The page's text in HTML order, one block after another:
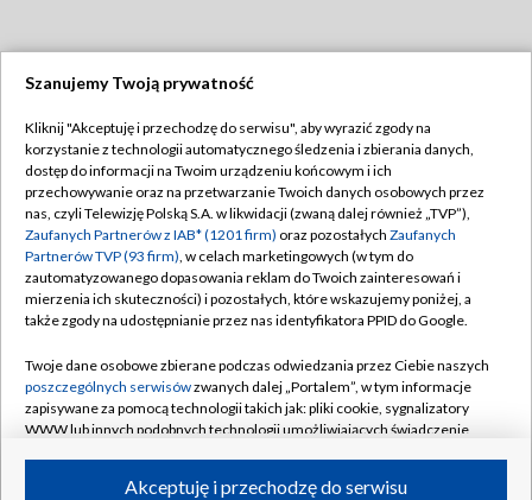
TVP
Abonament TVP
Emisja w TVP
Centrum informacji TVP
Naziemna Telewizja Cyfrowa
Rada Programowa
System NOS
Informacje o nadawcy
Regulamin TVP
Polityka prywatności
Moje zgody
Pomoc
Kontakt
Kanały
Szanujemy Twoją prywatność
Kliknij "Akceptuję i przechodzę do serwisu", aby wyrazić zgody na
korzystanie z technologii automatycznego śledzenia i zbierania danych,
dostęp do informacji na Twoim urządzeniu końcowym i ich
przechowywanie oraz na przetwarzanie Twoich danych osobowych przez
nas, czyli Telewizję Polską S.A. w likwidacji (zwaną dalej również „TVP”),
Zaufanych Partnerów z IAB* (1201 firm) oraz pozostałych Zaufanych
Partnerów TVP (93 firm), w celach marketingowych (w tym do
zautomatyzowanego dopasowania reklam do Twoich zainteresowań i
mierzenia ich skuteczności) i pozostałych, które wskazujemy poniżej, a
także zgody na udostępnianie przez nas identyfikatora PPID do Google.
Twoje dane osobowe zbierane podczas odwiedzania przez Ciebie naszych
poszczególnych serwisówzwanych dalej „Portalem”, w tym informacje
zapisywane za pomocą technologii takich jak: pliki cookie, sygnalizatory
WWW lub innych podobnych technologii umożliwiających świadczenie
ruchu w Internecie.Akceptuję i przechodzę do serwisu